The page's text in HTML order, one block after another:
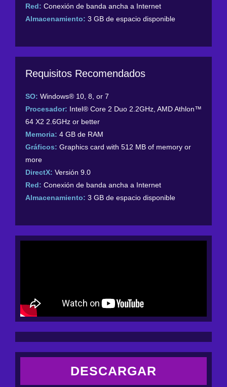
Red: Conexión de banda ancha a Internet
Almacenamiento: 3 GB de espacio disponible
Requisitos Recomendados
SO: Windows® 10, 8, or 7
Procesador: Intel® Core 2 Duo 2.2GHz, AMD Athlon™
64 X2 2.6GHz or better
Memoria: 4 GB de RAM
Gráficos: Graphics card with 512 MB of memory or
more
DirectX: Versión 9.0
Red: Conexión de banda ancha a Internet
Almacenamiento: 3 GB de espacio disponible
DESCARGAR